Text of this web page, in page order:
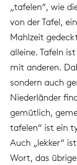
„tafelen“, wie
von der Tafel,
Mahlzeit
alleine. Tafeln
mit anderen.
sondern auch
Niederländer
gemütlich,
tafelen“ ist ein
Auch „lekker“
Wort, das